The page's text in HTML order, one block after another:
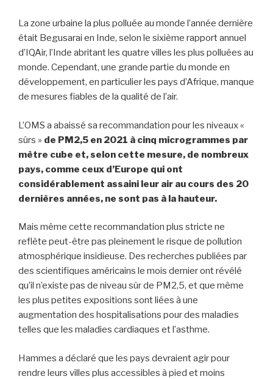
La zone urbaine la plus polluée au monde l’année dernière
était Begusarai en Inde, selon le sixième rapport annuel
d’IQAir, l’Inde abritant les quatre villes les plus polluées au
monde. Cependant, une grande partie du monde en
développement, en particulier les pays d’Afrique, manque
de mesures fiables de la qualité de l’air.
L’OMS a abaissé sa recommandation pour les niveaux «
sûrs » de PM2,5 en 2021 à cinq microgrammes par
mètre cube et, selon cette mesure, de nombreux
pays, comme ceux d’Europe qui ont
considérablement assaini leur air au cours des 20
dernières années, ne sont pas à la hauteur.
Mais même cette recommandation plus stricte ne
reflète peut-être pas pleinement le risque de pollution
atmosphérique insidieuse. Des recherches publiées par
des scientifiques américains le mois dernier ont révélé
qu’il n’existe pas de niveau sûr de PM2,5, et que même
les plus petites expositions sont liées à une
augmentation des hospitalisations pour des maladies
telles que les maladies cardiaques et l’asthme.
Hammes a déclaré que les pays devraient agir pour
rendre leurs villes plus accessibles à pied et moins